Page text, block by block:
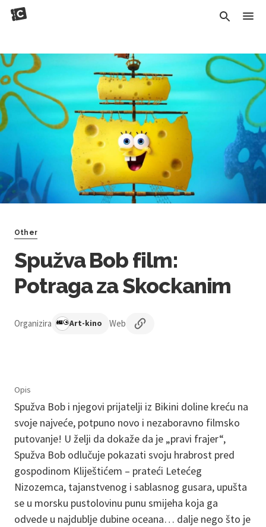
Other
Spužva Bob film:
Potraga za Skockanim
Organizira Art-kino Web
Opis
Spužva Bob i njegovi prijatelji iz Bikini doline kreću na
svoje najveće, potpuno novo i nezaboravno filmsko
putovanje! U želji da dokaže da je „pravi frajer“,
Spužva Bob odlučuje pokazati svoju hrabrost pred
gospodinom Kliještićem – prateći Letećeg
Nizozemca, tajanstvenog i sablasnog gusara, upušta
se u morsku pustolovinu punu smijeha koja ga
odvede u najdublje dubine oceana… dalje nego što je